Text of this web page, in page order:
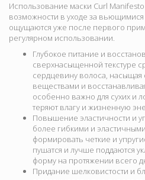
Использование маски Curl
возможности в уходе за
ощущаются уже после первого
регулярном использовании.
Глубокое питание и
сверхнасыщенной текстуре
сердцевину волоса, насыщая
веществами и
особенно важно для сухих и
теряют влагу и жизненную
Повышение эластичности и
более гибкими и
формировать четкие и
пушатся и лучше поддаются
форму на протяжении всего
Придание шелковистости и